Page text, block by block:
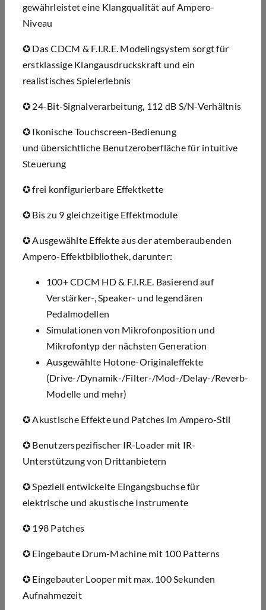
gewährleistet eine Klangqualität auf Ampero-
Niveau
✪ Das CDCM & F.I.R.E. Modelingsystem sorgt für
erstklassige Klangausdruckskraft und ein
realistisches Spielerlebnis
✪ 24-Bit-Signalverarbeitung, 112 dB S/N-Verhältnis
✪ Ikonische Touchscreen-Bedienung
und übersichtliche Benutzeroberfläche für intuitive
Steuerung
✪frei konfigurierbare Effektkette
✪ Bis zu 9 gleichzeitige Effektmodule
✪Ausgewählte Effekte aus der atemberaubenden
Ampero-Effektbibliothek, darunter:
100+ CDCM HD & F.I.R.E. Basierend auf
Verstärker-, Speaker- und legendären
Pedalmodellen
Simulationen von Mikrofonposition und
Mikrofontyp der nächsten Generation
Ausgewählte Hotone-Originaleffekte
(Drive-/Dynamik-/Filter-/Mod-/Delay-/Reverb-
Modelle und mehr)
✪ Akustische Effekte und Patches im Ampero-Stil
✪ Benutzerspezifischer IR-Loader mit IR-
Unterstützung von Drittanbietern
✪Speziell entwickelte Eingangsbuchse für
elektrische und akustische Instrumente
✪ 198 Patches
✪ Eingebaute Drum-Machine mit 100 Patterns
✪ Eingebauter Looper mit max. 100 Sekunden
Aufnahmezeit